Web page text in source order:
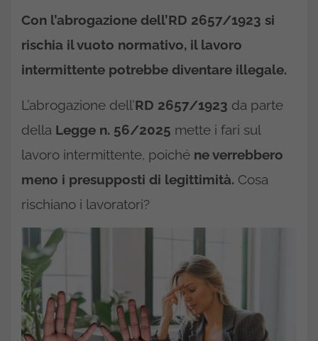
Con l’abrogazione dell’RD 2657/1923 si
rischia il vuoto normativo, il lavoro
intermittente potrebbe diventare illegale.
L’abrogazione dell’RD 2657/1923 da parte
della Legge n. 56/2025 mette i fari sul
lavoro intermittente, poiché ne verrebbero
meno i presupposti di legittimità. Cosa
rischiano i lavoratori?